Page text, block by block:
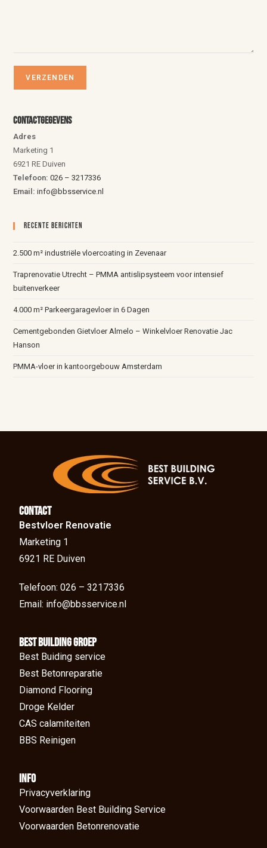
Contactgegevens
Adres
Marketing 1
6921 RE Duiven
Telefoon:026 – 3217336
Email: info@bbsservice.nl
Recente Berichten
2.500 m² industriële vloercoating in Zevenaar
Traprenovatie Utrecht – PMMA antislipsysteem voor intensief
buitenverkeer
4.000 m² Parkeergaragevloer in 6 Dagen
Cementgebonden Gietvloer Almelo – Winkelvloer Renovatie Jac
Hanson
PMMA-vloer in kantoorgebouw Amsterdam
Contact
Bestvloer Renovatie
Marketing 1
6921 RE Duiven
Telefoon: 026 – 3217336
Email: info@bbsservice.nl
BEst Building groep
Best Buiding service
Best Betonreparatie
Diamond Flooring
Droge Kelder
CAS calamiteiten
BBS Reinigen
Info
Privacyverklaring
Voorwaarden Best Building Service
Voorwaarden Betonrenovatie